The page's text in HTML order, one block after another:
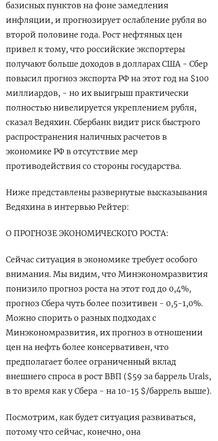
базисных пунктов на фоне замедления
инфляции, и прогнозирует ослабление рубля во
второй половине года. Рост нефтяных цен
привел к тому, что российские экспортеры
получают больше доходов в долларах США - Сбер
повысил прогноз экспорта РФ на этот год на $100
миллиардов, - но их выигрыш практически
полностью нивелируется укреплением рубля,
сказал Ведяхин. Сбербанк видит риск быстрого
распространения наличных расчетов в
экономике РФ в отсутствие мер
противодействия со стороны государства.
Ниже представлены развернутые высказывания
Ведяхина в интервью Рейтер:
О ПРОГНОЗЕ ЭКОНОМИЧЕСКОГО РОСТА:
Сейчас ситуация в экономике требует особого
внимания. Мы видим, что Минэкономразвития
понизило прогноз роста на этот год до 0,4%,
прогноз Сбера чуть более позитивен - 0,5-1,0%.
Можно спорить о разных подходах с
Минэкономразвития, их прогноз в отношении
цен на нефть более консервативен, что
предполагает более ограниченный вклад
внешнего спроса в рост ВВП ($59 за баррель Urals,
в то время как у Сбера - на 10-15 $/баррель выше).
Посмотрим, как будет ситуация развиваться,
потому что сейчас, конечно, она